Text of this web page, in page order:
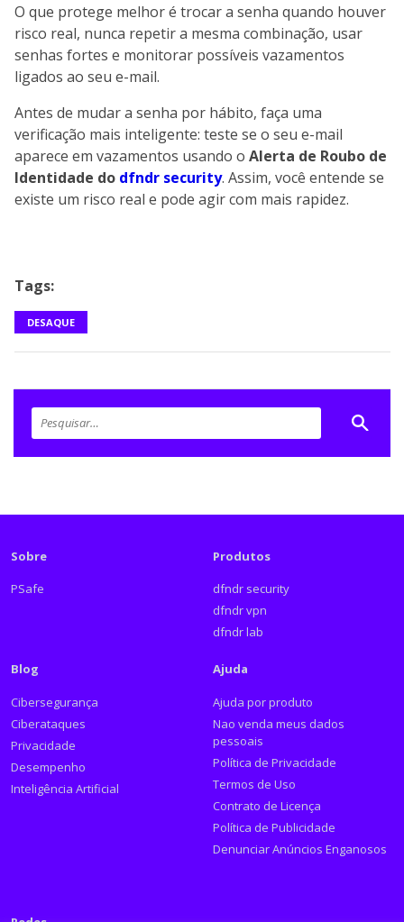
O que protege melhor é trocar a senha quando houver
risco real, nunca repetir a mesma combinação, usar
senhas fortes e monitorar possíveis vazamentos
ligados ao seu e-mail.
Antes de mudar a senha por hábito, faça uma
verificação mais inteligente: teste se o seu e-mail
aparece em vazamentos usando o Alerta de Roubo de
Identidade do dfndr security. Assim, você entende se
existe um risco real e pode agir com mais rapidez.
Tags:
DESAQUE
Sobre
PSafe
Produtos
dfndr security
dfndr vpn
dfndr lab
Blog
Cibersegurança
Ciberataques
Privacidade
Desempenho
Inteligência Artificial
Ajuda
Ajuda por produto
Nao venda meus dados
pessoais
Política de Privacidade
Termos de Uso
Contrato de Licença
Política de Publicidade
Denunciar Anúncios Enganosos